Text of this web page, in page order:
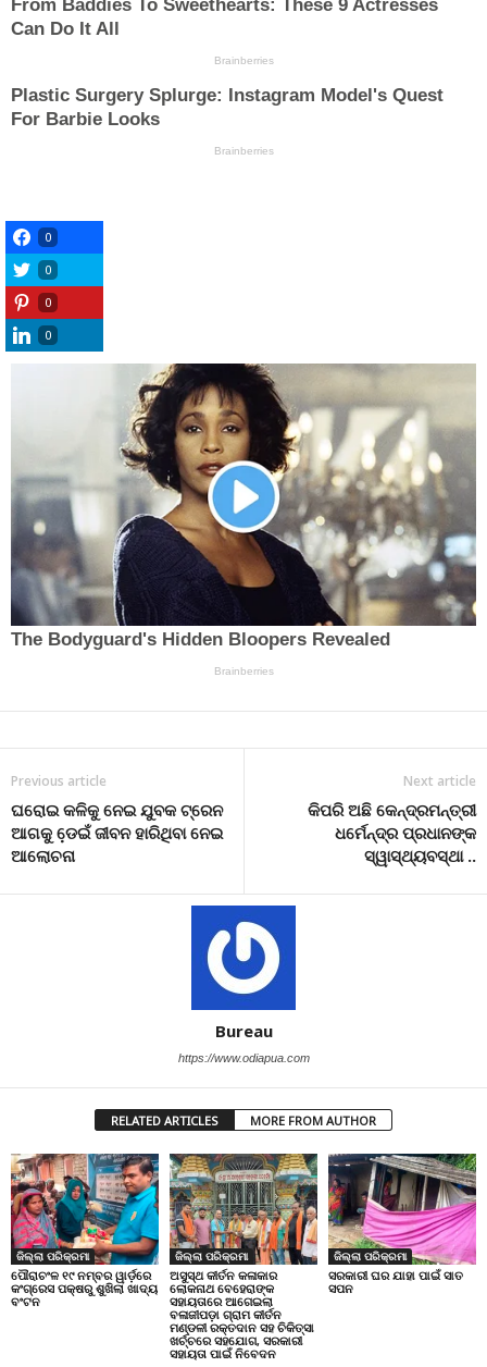
Previous article
ଘରୋଇ କଳିକୁ ନେଇ ଯୁବକ ଟ୍ରେନ
ଆଗକୁ ଡେ଼ଇଁ ଜୀବନ ହାରିଥିବା ନେଇ
ଆଲୋଚନା
Next article
କିପରି ଅଛି କେନ୍ଦ୍ରମନ୍ତ୍ରୀ
ଧର୍ମେନ୍ଦ୍ର ପ୍ରଧାନଙ୍କ
ସ୍ୱାସ୍ଥ୍ୟବସ୍ଥା ..
Bureau
https://www.odiapua.com
RELATED ARTICLES MORE FROM AUTHOR
ଜିଲ୍ଲା ପରିକ୍ରମା
ପୌରାଚଂଳ ୧୯ ନମ୍ବର ୱାର୍ଡ଼ରେ
କଂଗ୍ରେସ ପକ୍ଷରୁ ଶୁଖିଲା ଖାଦ୍ୟ
ବଂଟନ
ଜିଲ୍ଲା ପରିକ୍ରମା
ଅସୁସ୍ଥ କୀର୍ତନ କଳାକାର
ଲୋକନାଥ ବେହେରାଙ୍କ
ସହାୟତାରେ ଆଗେଇଲା
ବଳାଜୀପଡ଼ା ଗ୍ରାମ କୀର୍ତନ
ମଣ୍ଡଳୀ ରକ୍ତଦାନ ସହ ଚିକିତ୍ସା
ଖର୍ଚ୍ଚରେ ସହଯୋଗ, ସରକାରୀ
ସହାୟତା ପାଇଁ ନିବେଦନ
ଜିଲ୍ଲା ପରିକ୍ରମା
ସରକାରୀ ଘର ଯାହା ପାଇଁ ସାତ
ସପନ
0
0
0
0